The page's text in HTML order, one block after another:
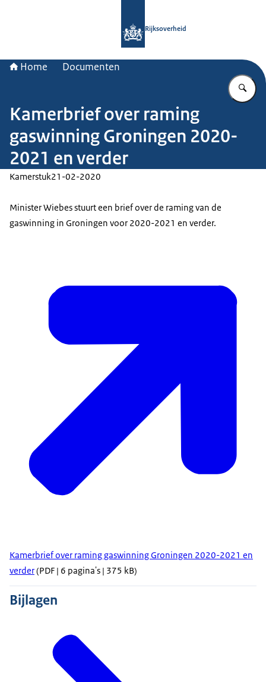
Rijksoverheid
Home Documenten
Kamerbrief over raming
gaswinning Groningen 2020-
2021 en verder
Kamerstuk21-02-2020
Minister Wiebes stuurt een brief over de raming van de
gaswinning in Groningen voor 2020-2021 en verder.
Kamerbrief over raming gaswinning Groningen 2020-2021 en
verder(PDF | 6 pagina's | 375 kB)
Bijlagen